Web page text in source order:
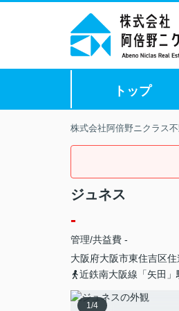
トップ
株式会社阿倍野ニクラス
ジュネス
-
管理/共益費 -
大阪府大阪市東住吉区住
近鉄南大阪線「矢田
1/4